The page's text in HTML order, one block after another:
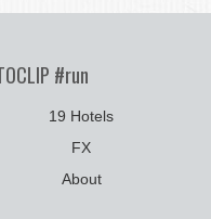
#run
19 Hotels
FX
About